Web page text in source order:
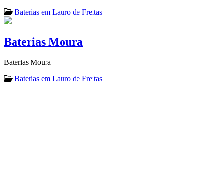
Baterias em Lauro de Freitas
Baterias Moura
Baterias Moura
Baterias em Lauro de Freitas